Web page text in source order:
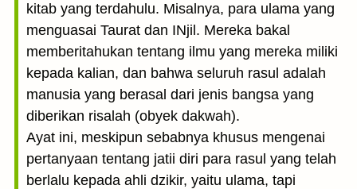
kitab yang terdahulu. Misalnya, para ulama yang
menguasai Taurat dan INjil. Mereka bakal
memberitahukan tentang ilmu yang mereka miliki
kepada kalian, dan bahwa seluruh rasul adalah
manusia yang berasal dari jenis bangsa yang
diberikan risalah (obyek dakwah).
Ayat ini, meskipun sebabnya khusus mengenai
pertanyaan tentang jatii diri para rasul yang telah
berlalu kepada ahli dzikir, yaitu ulama, tapi